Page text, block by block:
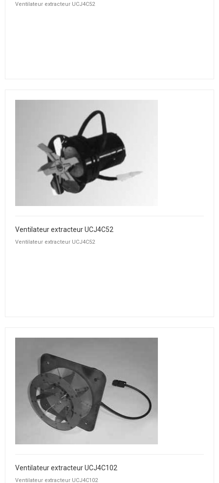
Ventilateur extracteur UCJ4C52
Ventilateur extracteur UCJ4C52
Ventilateur extracteur UCJ4C52
Ventilateur extracteur UCJ4C102
Ventilateur extracteur UCJ4C102